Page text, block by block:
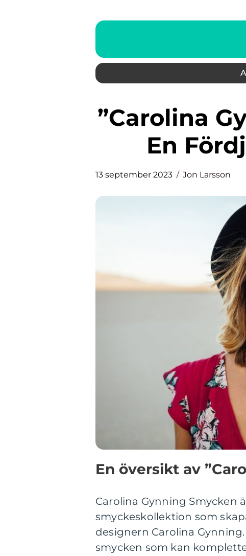
”Carolina Gynning Smycken” –
En
13 september 2023 Jon Larsson
En översikt av
Carolina Gynning Smycken
smyckeskollektion som
designern Carolina
smycken som kan